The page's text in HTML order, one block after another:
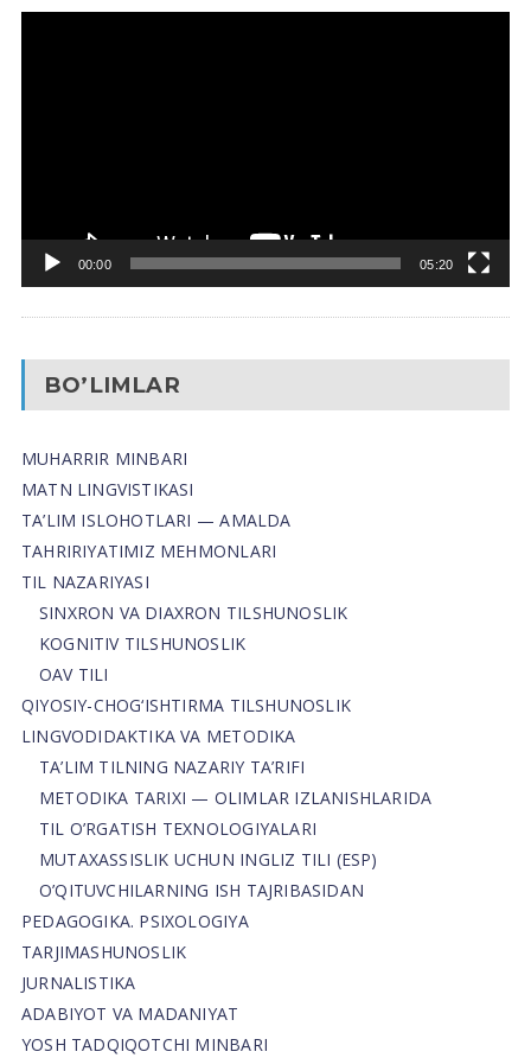
00:00 05:20
BO’LIMLAR
MUHARRIR MINBARI
MATN LINGVISTIKASI
TA’LIM ISLOHOTLARI — AMALDA
TAHRIRIYATIMIZ MEHMONLARI
TIL NAZARIYASI
SINXRON VA DIAXRON TILSHUNOSLIK
KOGNITIV TILSHUNOSLIK
OAV TILI
QIYOSIY-CHOG‘ISHTIRMA TILSHUNOSLIK
LINGVODIDAKTIKA VA METODIKA
TA’LIM TILNING NAZARIY TA’RIFI
METODIKA TARIXI — OLIMLAR IZLANISHLARIDA
TIL O’RGATISH TEXNOLOGIYALARI
MUTAXASSISLIK UCHUN INGLIZ TILI (ESP)
O’QITUVCHILARNING ISH TAJRIBASIDAN
PEDAGOGIKA. PSIXOLOGIYA
TARJIMASHUNOSLIK
JURNALISTIKA
ADABIYOT VA MADANIYAT
YOSH TADQIQOTCHI MINBARI